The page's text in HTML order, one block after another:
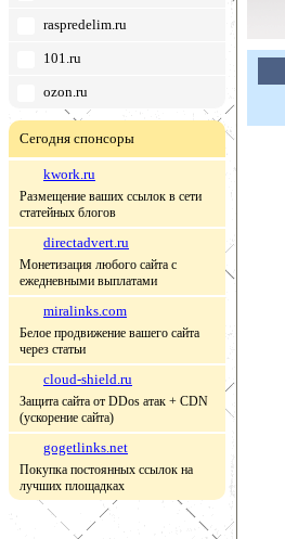
raspredelim.ru
101.ru
ozon.ru
Сегодня спонсоры
kwork.ru
Размещение ваших ссылок в сети
статейных блогов
directadvert.ru
Монетизация любого сайта с
ежедневными выплатами
miralinks.com
Белое продвижение вашего сайта
через статьи
cloud-shield.ru
Защита сайта от DDos атак + CDN
(ускорение сайта)
gogetlinks.net
Покупка постоянных ссылок на
лучших площадках